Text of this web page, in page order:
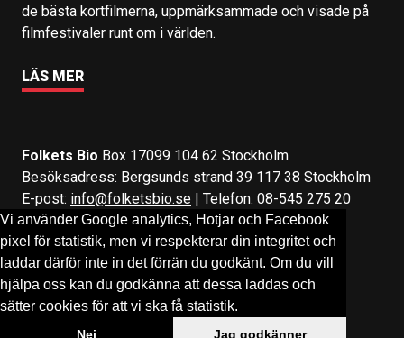
Vi använder Google analytics, Hotjar och Facebook
pixel för statistik, men vi respekterar din integritet och
laddar därför inte in det förrän du godkänt. Om du vill
hjälpa oss kan du godkänna att dessa laddas och
sätter cookies för att vi ska få statistik.
Nej Jag godkänner
de bästa kortfilmerna, uppmärksammade och visade på
filmfestivaler runt om i världen.
LÄS MER
Folkets Bio Box 17099 104 62 Stockholm
Besöksadress: Bergsunds strand 39 117 38 Stockholm
E-post: info@folketsbio.se | Telefon: 08-545 275 20
Följ oss på:Facebook&Instagram